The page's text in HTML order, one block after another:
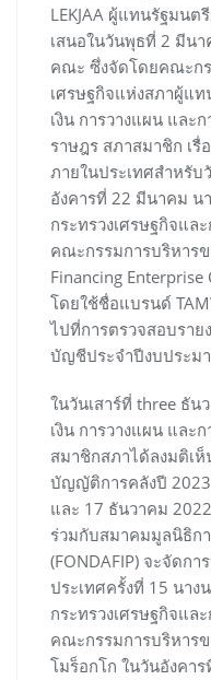
LEKJAA ผู้แทนรัฐมน
เสนอในวันพุธที่ 2 มีน
คณะ ซึ่งจัดโดยคณะก
เศรษฐกิจแห่งสภาผู้แ
เงิน การวางแผน แล
ราษฎร สภาสมาชิก เรื่
ภายในประเทศสำหรั
อังคารที่ 22 มีนาคม น
กระทรวงเศรษฐกิจแล
คณะกรรมการบริหาร
Financing Enterprise
โดยใช้ชื่อแบรนด์
ไปที่การตรวจสอบราย
บัญชีประจำปีงบประม
ในวันเสาร์ที่ three ธั
เงิน การวางแผน และ
สมาชิกสภาได้ลงมติเ
บัญญัติการคลังปี 2023
และ 17 ธันวาคม
ร่วมกับสมาคมมูลนิธิกา
(FONDAFIP) จะจัดก
ประเทศครั้งที่ 15 นาง
กระทรวงเศรษฐกิจแล
คณะกรรมการบริหาร
โมร็อกโก ในวันอังคา